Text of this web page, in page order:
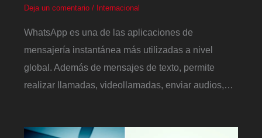
Deja un comentario / Internacional
WhatsApp es una de las aplicaciones de
mensajería instantánea más utilizadas a nivel
global. Además de mensajes de texto, permite
realizar llamadas, videollamadas, enviar audios,…